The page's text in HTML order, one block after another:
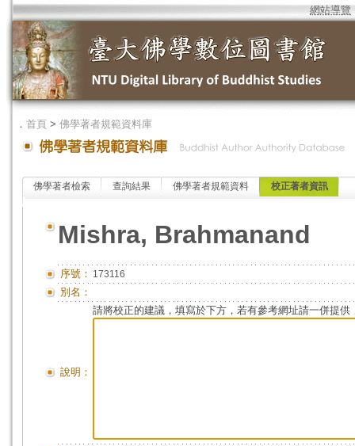
網站導覽
． 首頁 > 佛學著者規範資料庫
佛學著者檢索 查詢結果 佛學著者規範資料 校正著者資訊
Mishra, Brahmanand
序號： 173116
別名：
說明：
請將校正的建議，填寫於下方，若有參考網址請一併提供